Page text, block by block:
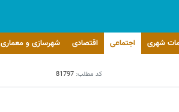
شهری اجتماعی اقتصادی شهرسازی و معماری
کد مطلب: 81797